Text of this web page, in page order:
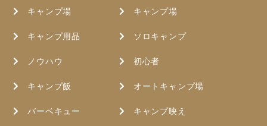
キャンプ場
キャンプ用品
ノウハウ
キャンプ飯
バーベキュー
キャンプ場
ソロキャンプ
初心者
オートキャンプ場
キャンプ映え